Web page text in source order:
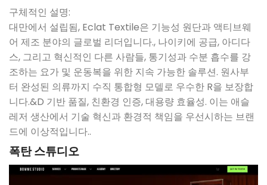
구체적인 설명:
대만에서 설립됨, Eclat Textile은 기능성 원단과 액티브웨
어 제조 분야의 글로벌 리더입니다., 나이키에 공급, 아디다
스, 그리고 혁신적인 다른 사람들, 통기성과 수분 흡수를 강
조하는 요가 및 운동복을 위한 지속 가능한 솔루션. 원사부
터 완성된 의류까지 수직 통합형 모델로 우수한 R을 보장합
니다.&D 기반 품질, 친환경 인증, 대용량 효율성. 이는 애슬
레저 생산에서 기술 혁신과 환경적 책임을 우선시하는 브랜
드에 이상적입니다..
폭탄 스튜디오